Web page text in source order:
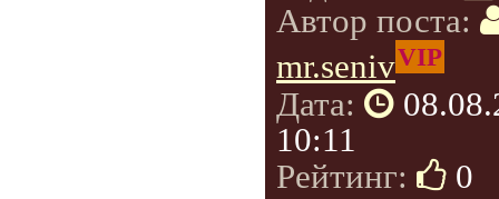
Автор поста:
mr.senivVIP
Дата:
10:11
Рейтинг:
0